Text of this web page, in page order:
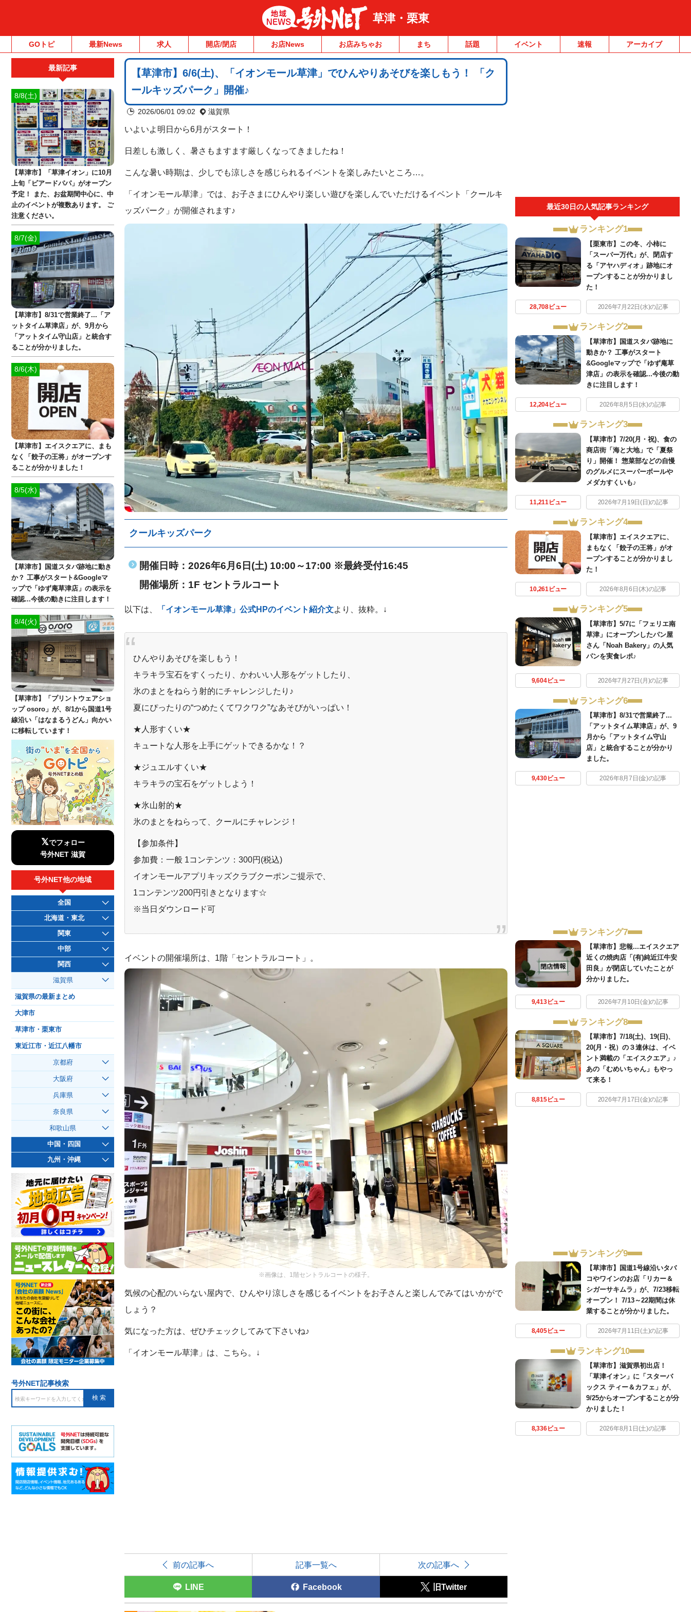
草津・栗東
GOトピ 最新News 求人 開店/閉店 お店News お店みちゃお まち 話題 イベント 速報 アーカイブ
【草津市】6/6(土)、「イオンモール草津」でひんやりあそびを楽しもう！ 「ク
ールキッズパーク」開催♪
2026/06/01 09:02 滋賀県
いよいよ明日から6月がスタート！
日差しも激しく、暑さもますます厳しくなってきましたね！
こんな暑い時期は、少しでも涼しさを感じられるイベントを楽しみたいところ…。
「イオンモール草津」では、お子さまにひんやり楽しい遊びを楽しんでいただけるイベント「クールキ
ッズパーク」が開催されます♪
クールキッズパーク
開催日時：2026年6月6日(土) 10:00～17:00 ※最終受付16:45
開催場所：1F セントラルコート
以下は、 「イオンモール草津」公式HPのイベント紹介文より、抜粋。↓
ひんやりあそびを楽しもう！
キラキラ宝⽯をすくったり、かわいい⼈形をゲットしたり、
氷のまとをねらう射的にチャレンジしたり♪
夏にぴったりの“つめたくてワクワク”なあそびがいっぱい！
★人形すくい★
キュートな人形を上手にゲットできるかな！？
★ジュエルすくい★
キラキラの宝石をゲットしよう！
★氷山射的★
氷のまとをねらって、クールにチャレンジ！
【参加条件】
参加費：⼀般 1コンテンツ：300円(税込)
イオンモールアプリキッズクラブクーポンご提⽰で、
1コンテンツ200円引きとなります☆
※当⽇ダウンロード可
イベントの開催場所は、1階「セントラルコート」。
※画像は、1階セントラルコートの様子。
気候の心配のいらない屋内で、ひんやり涼しさを感じるイベントをお子さんと楽しんでみてはいかがで
しょう？
気になった方は、ぜひチェックしてみて下さいね♪
「イオンモール草津」は、こちら。↓
前の記事へ 記事一覧へ 次の記事へ
LINE Facebook 旧Twitter
最近30日の人気記事ランキング
ランキング1
【栗東市】この冬、小柿に
「スーパー万代」が、閉店す
る「アヤハディオ」跡地にオ
ープンすることが分かりまし
た！
28,708ビュー 2026年7月22日(水)の記事
ランキング2
【草津市】国道スタバ跡地に
動きか？ 工事がスタート
&Googleマップで「ゆず庵草
津店」の表示を確認...今後の動
きに注目します！
12,204ビュー 2026年8月5日(水)の記事
ランキング3
【草津市】7/20(月・祝)、食の
商店街「海と大地」で「夏祭
り」開催！ 惣菜部などの自慢
のグルメにスーパーボールや
メダカすくいも♪
11,211ビュー 2026年7月19日(日)の記事
ランキング4
【草津市】エイスクエアに、
まもなく「餃子の王将」がオ
ープンすることが分かりまし
た！
10,261ビュー 2026年8月6日(木)の記事
ランキング5
【草津市】5/7に「フェリエ南
草津」にオープンしたパン屋
さん「Noah Bakery」の人気
パンを実食レポ♪
9,604ビュー 2026年7月27日(月)の記事
ランキング6
【草津市】8/31で営業終了...
「アットタイム草津店」が、9
月から「アットタイム守山
店」と統合することが分かり
ました。
9,430ビュー 2026年8月7日(金)の記事
ランキング7
【草津市】悲報...エイスクエア
近くの焼肉店「(有)純近江牛安
田良」が閉店していたことが
分かりました。
9,413ビュー 2026年7月10日(金)の記事
ランキング8
【草津市】7/18(土)、19(日)、
20(月・祝）の３連休は、イベ
ント満載の「エイスクエア」♪
あの「むめいちゃん」もやっ
て来る！
8,815ビュー 2026年7月17日(金)の記事
ランキング9
【草津市】国道1号線沿いタバ
コやワインのお店「リカー＆
シガーサキムラ」が、7/23移転
オープン！ 7/13～22期間は休
業することが分かりました。
8,405ビュー 2026年7月11日(土)の記事
ランキング10
【草津市】滋賀県初出店！
「草津イオン」に「スターバ
ックス ティー＆カフェ」が、
9/25からオープンすることが分
かりました！
8,336ビュー 2026年8月1日(土)の記事
最新記事
8/8(土)
【草津市】「草津イオン」に10月
上旬「ビアードパパ」がオープン
予定！ また、お盆期間中心に、中
止のイベントが複数あります。 ご
注意ください。
8/7(金)
【草津市】8/31で営業終了...「ア
ットタイム草津店」が、9月から
「アットタイム守山店」と統合す
ることが分かりました。
8/6(木)
【草津市】エイスクエアに、まも
なく「餃子の王将」がオープンす
ることが分かりました！
8/5(水)
【草津市】国道スタバ跡地に動き
か？ 工事がスタート&Googleマ
ップで「ゆず庵草津店」の表示を
確認...今後の動きに注目します！
8/4(火)
【草津市】「プリントウェアショ
ップ osoro」が、8/1から国道1号
線沿い「はなまるうどん」向かい
に移転しています！
𝕏でフォロー
号外NET 滋賀
号外NET他の地域
全国
北海道・東北
関東
中部
関西
滋賀県
滋賀県の最新まとめ
大津市
草津市・栗東市
東近江市・近江八幡市
京都府
大阪府
兵庫県
奈良県
和歌山県
中国・四国
九州・沖縄
号外NET記事検索